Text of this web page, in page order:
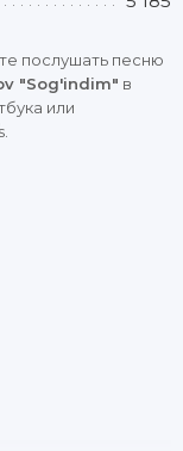
послушать песню
"Sog'indim" в
или